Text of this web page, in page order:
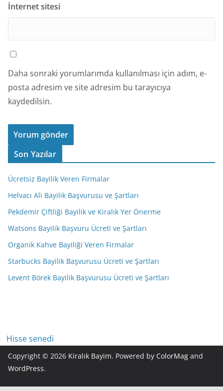
İnternet sitesi
Daha sonraki yorumlarımda kullanılması için adım, e-
posta adresim ve site adresim bu tarayıcıya
kaydedilsin.
Son Yazılar
Ücretsiz Bayilik Veren Firmalar
Helvacı Ali Bayilik Başvurusu ve Şartları
Pekdemir Çiftliği Bayilik ve Kiralık Yer Önerme
Watsons Bayilik Başvuru Ücreti ve Şartları
Organik Kahve Bayiliği Veren Firmalar
Starbucks Bayilik Başvurusu Ücreti ve Şartları
Levent Börek Bayilik Başvurusu Ücreti ve Şartları
Hisse senedi
Copyright © 2026 Kiralık Bayim. Powered by ColorMag and
WordPress.